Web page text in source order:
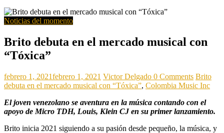
Noticias del momento
Brito debuta en el mercado musical con
“Tóxica”
febrero 1, 2021febrero 1, 2021 Victor Delgado 0 Comments Brito
debuta en el mercado musical con “Tóxica”, Colombia Music Inc
El joven venezolano se aventura en la música contando con el
apoyo de Micro TDH, Louis, Klein CJ en su primer lanzamiento.
Brito inicia 2021 siguiendo a su pasión desde pequeño, la música, y